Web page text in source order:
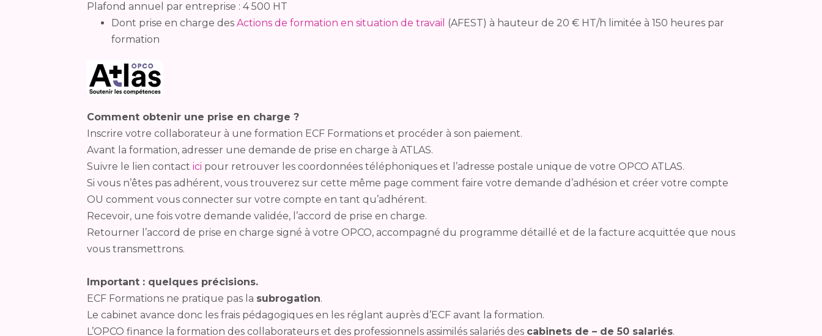
Plafond annuel par entreprise : 4 500 HT
Dont prise en charge des Actions de formation en situation de travail (AFEST) à hauteur de 20 € HT/h limitée à 150 heures par
formation
Comment obtenir une prise en charge ?
Inscrire votre collaborateur à une formation ECF Formations et procéder à son paiement.
Avant la formation, adresser une demande de prise en charge à ATLAS.
Suivre le lien contact ici pour retrouver les coordonnées téléphoniques et l’adresse postale unique de votre OPCO ATLAS.
Si vous n’êtes pas adhérent, vous trouverez sur cette même page comment faire votre demande d’adhésion et créer votre compte
OU comment vous connecter sur votre compte en tant qu’adhérent.
Recevoir, une fois votre demande validée, l’accord de prise en charge.
Retourner l’accord de prise en charge signé à votre OPCO, accompagné du programme détaillé et de la facture acquittée que nous
vous transmettrons.
Important : quelques précisions.
ECF Formations ne pratique pas la subrogation.
Le cabinet avance donc les frais pédagogiques en les réglant auprès d’ECF avant la formation.
L’OPCO finance la formation des collaborateurs et des professionnels assimilés salariés des cabinets de – de 50 salariés.